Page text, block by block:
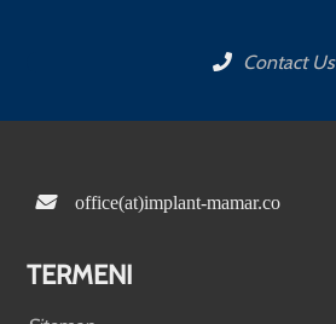
Contact Us
office(at)implant-mamar.co
TERMENI